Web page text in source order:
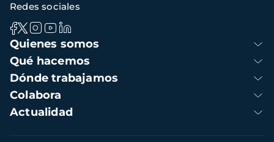
Navegación
principal
Quienes somos
Qué hacemos
Dónde trabajamos
Colabora
Actualidad
Redes sociales